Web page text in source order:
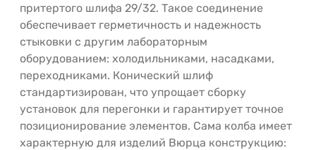
притертого шлифа 29/32. Такое соединение
обеспечивает герметичность и надежность
стыковки с другим лабораторным
оборудованием: холодильниками, насадками,
переходниками. Конический шлиф
стандартизирован, что упрощает сборку
установок для перегонки и гарантирует точное
позиционирование элементов. Сама колба имеет
характерную для изделий Вюрца конструкцию: